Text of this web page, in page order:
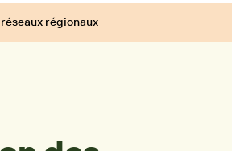
réseaux régionaux